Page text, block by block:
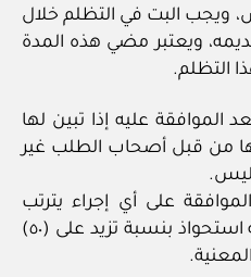
ويجب البت في التظلم خلال
ويعتبر مضي هذه المدة
التظلم.
الموافقة عليه إذا تبين لها
من قبل أصحاب الطلب غير
على أي إجراء يترتب
عليه تركيز اقتصادي ينتج عنه استحواذ بنسبة تزيد على (٥٠)